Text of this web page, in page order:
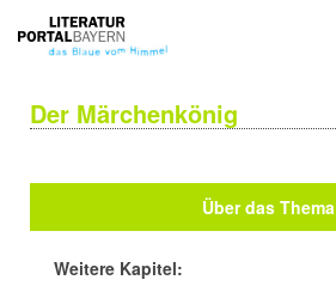
Der Märchenkönig
Über das Thema
Weitere Kapitel: